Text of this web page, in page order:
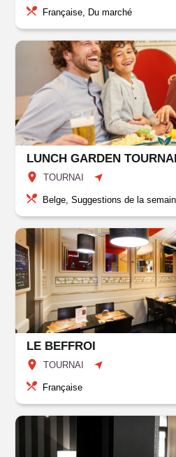
Française, Du marché
TOURNAI
Belge, Suggestions de la
LE BEFFROI
TOURNAI
Française